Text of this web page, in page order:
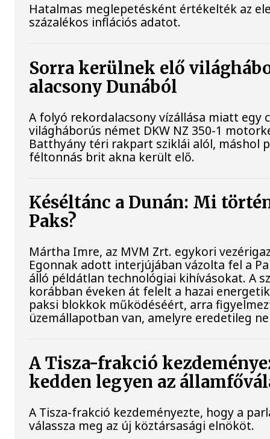
Hatalmas meglepetésként értékelték az
százalékos inflációs adatot.
Sorra kerülnek elő
alacsony Dunából
A folyó rekordalacsony vízállása miatt egy
világháborús német DKW NZ 350-1
Batthyány téri rakpart sziklái alól, máshol
féltonnás brit akna került elő.
Késéltánc a Dunán: Mi
Paks?
Mártha Imre, az MVM Zrt. egykori
Egonnak adott interjújában vázolta fel a
álló példátlan technológiai kihívásokat. A
korábban éveken át felelt a hazai
paksi blokkok működéséért, arra
üzemállapotban van, amelyre eredetileg
A Tisza-frakció
kedden legyen az
A Tisza-frakció kezdeményezte, hogy a
válassza meg az új köztársasági elnököt.